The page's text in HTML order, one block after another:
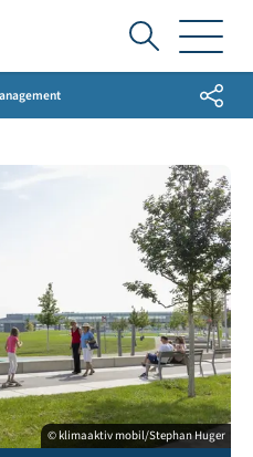
Ich
suche...Share
© klimaaktiv mobil/Stephan Huger